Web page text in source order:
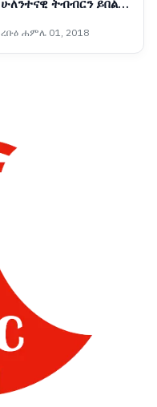
ሁለንተናዊ ትብብርን ይበልጥ
ላይ መከሩ
ረቡዕ ሐምሌ 01, 2018